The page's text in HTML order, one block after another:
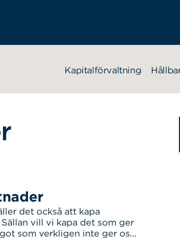
Kapitalförvaltning
det också att kapa
vill vi kapa det som ger
som verkligen inte ger oss